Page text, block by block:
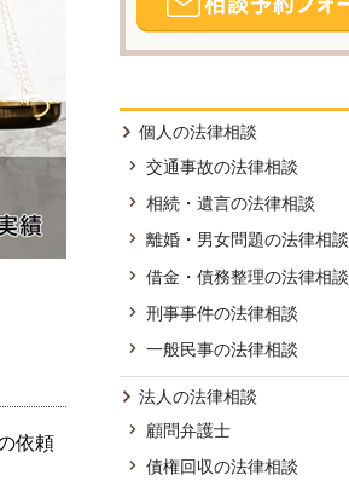
依頼
個人の法律相談
交通事故の法律相談
相続・遺言の法律相談
離婚・男女問題の法律相談
借金・債務整理の法律相談
刑事事件の法律相談
一般民事の法律相談
法人の法律相談
顧問弁護士
債権回収の法律相談